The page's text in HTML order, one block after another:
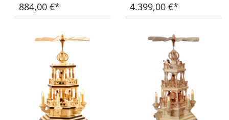
884,00 € 4.399,00 €